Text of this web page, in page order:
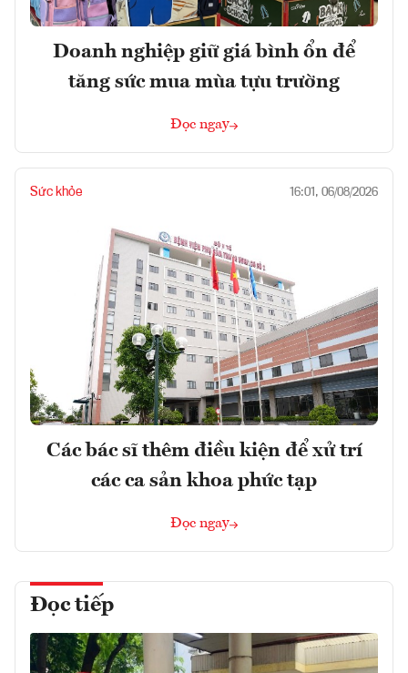
Doanh nghiệp giữ giá bình ổn để
tăng sức mua mùa tựu trường
Đọc ngay
Sức khỏe 16:01, 06/08/2026
Các bác sĩ thêm điều kiện để xử trí
các ca sản khoa phức tạp
Đọc ngay
Đọc tiếp